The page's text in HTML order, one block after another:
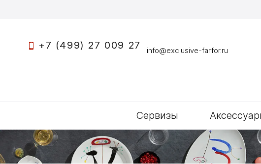
+7 (499) 27 009 27 info@exclusive-farfor.ru
Сервизы